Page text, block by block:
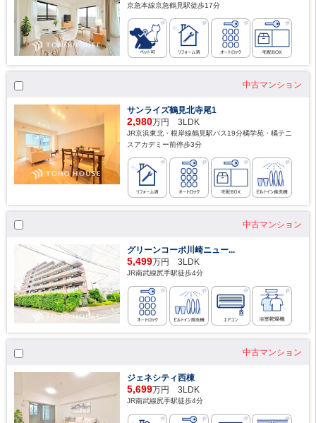
京急本線京急鶴見駅徒歩17分
中古マンション
サンライズ鶴見北寺尾1
2,980万円 3LDK
JR京浜東北・根岸線鶴見駅バス19分橘学苑・橘テニ
スアカデミー前停歩3分
中古マンション
グリーンコーポ川崎ニュー...
5,499万円 3LDK
JR南武線尻手駅徒歩4分
中古マンション
ジェネシティ西棟
5,699万円 3LDK
JR南武線尻手駅徒歩4分